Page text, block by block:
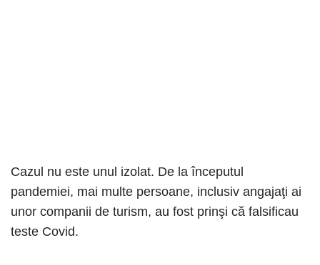
Cazul nu este unul izolat. De la începutul
pandemiei, mai multe persoane, inclusiv angajaţi ai
unor companii de turism, au fost prinşi că falsificau
teste Covid.